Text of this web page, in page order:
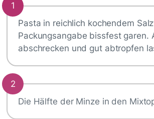
1
Pasta in reichlich kochendem
Packungsangabe bissfest garen.
abschrecken und gut abtropfen
2
Die Hälfte der Minze in den